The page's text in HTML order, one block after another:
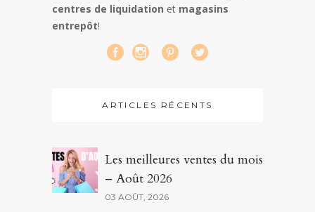
centres de liquidation et magasins
entrepôt!
ARTICLES RÉCENTS
Les meilleures ventes du mois
– Août 2026
03 AOÛT, 2026